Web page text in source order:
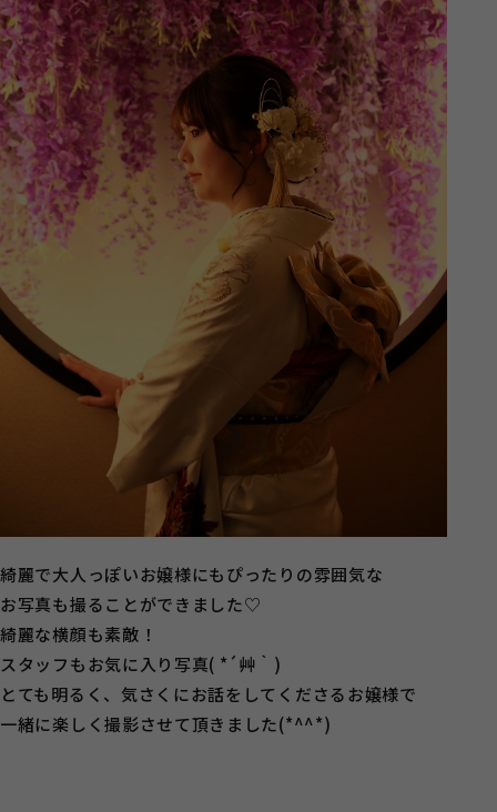
綺麗で大人っぽいお嬢様にもぴったりの雰囲気な
お写真も撮ることができました♡
綺麗な横顔も素敵！
スタッフもお気に入り写真( *´艸｀)
とても明るく、気さくにお話をしてくださるお嬢様で
一緒に楽しく撮影させて頂きました(*^^*)